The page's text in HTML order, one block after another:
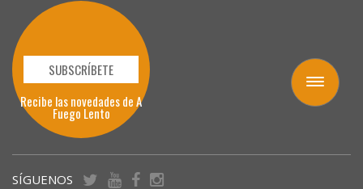
Toggle
navigation
Huevos sin Aceite
SUBSCRÍBETE
Recibe las novedades de A